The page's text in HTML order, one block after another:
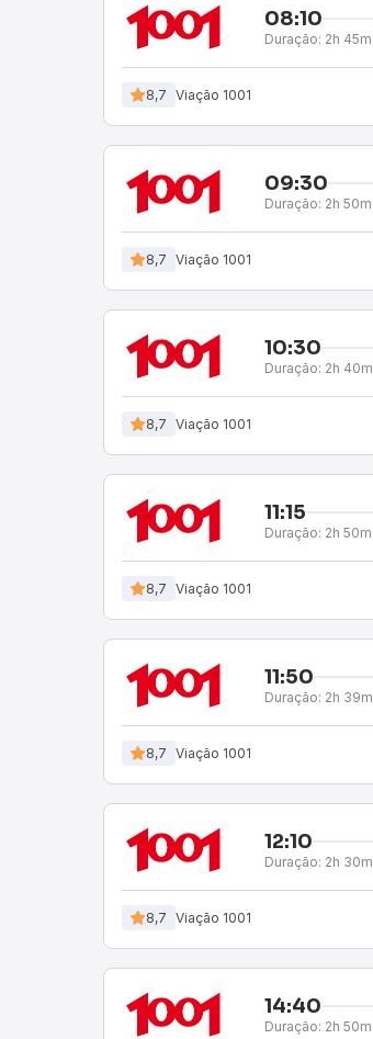
08:10
Duração: 2h 45m
8,7 Viação 1001
09:30
Duração: 2h 50m
8,7 Viação 1001
10:30
Duração: 2h 40m
8,7 Viação 1001
11:15
Duração: 2h 50m
8,7 Viação 1001
11:50
Duração: 2h 39m
8,7 Viação 1001
12:10
Duração: 2h 30m
8,7 Viação 1001
14:40
Duração: 2h 50m